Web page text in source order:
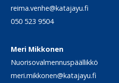
reima.venhe@katajayu.fi
050 523 9504
Meri Mikkonen
Nuorisovalmennuspäällikkö
meri.mikkonen@katajayu.fi